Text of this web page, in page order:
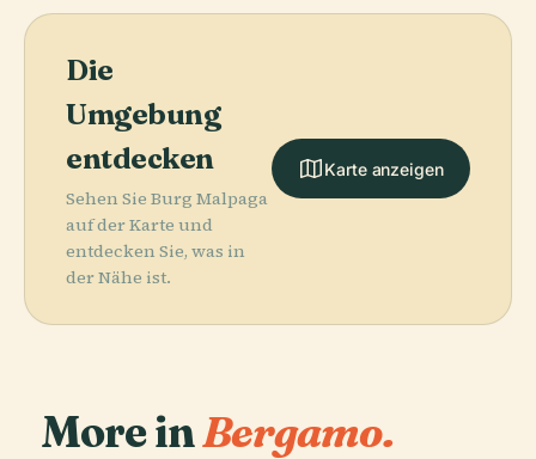
Die
Umgebung
entdecken
Sehen Sie Burg Malpaga
auf der Karte und
entdecken Sie, was in
der Nähe ist.
Karte anzeigen
More inBergamo.